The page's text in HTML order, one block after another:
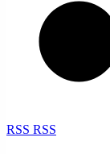
RSS RSS